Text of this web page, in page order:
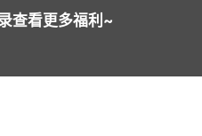
查看更多福利~